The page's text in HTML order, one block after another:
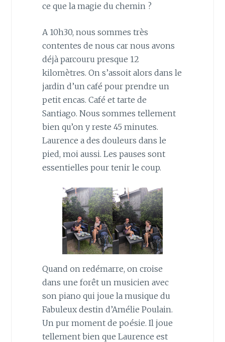
ce que la magie du chemin ?
A 10h30, nous sommes très
contentes de nous car nous avons
déjà parcouru presque 12
kilomètres. On s’assoit alors dans le
jardin d’un café pour prendre un
petit encas. Café et tarte de
Santiago. Nous sommes tellement
bien qu’on y reste 45 minutes.
Laurence a des douleurs dans le
pied, moi aussi. Les pauses sont
essentielles pour tenir le coup.
Quand on redémarre, on croise
dans une forêt un musicien avec
son piano qui joue la musique du
Fabuleux destin d’Amélie Poulain.
Un pur moment de poésie. Il joue
tellement bien que Laurence est